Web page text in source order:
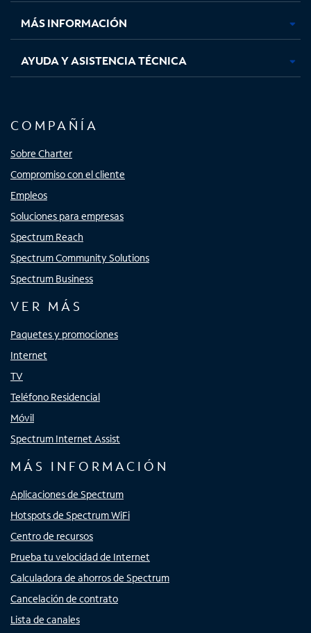
MÁS INFORMACIÓN
AYUDA Y ASISTENCIA TÉCNICA
COMPAÑÍA
Sobre Charter
Compromiso con el cliente
Empleos
Soluciones para empresas
Spectrum Reach
Spectrum Community Solutions
Spectrum Business
VER MÁS
Paquetes y promociones
Internet
TV
Teléfono Residencial
Móvil
Spectrum Internet Assist
MÁS INFORMACIÓN
Aplicaciones de Spectrum
Hotspots de Spectrum WiFi
Centro de recursos
Prueba tu velocidad de Internet
Calculadora de ahorros de Spectrum
Cancelación de contrato
Lista de canales